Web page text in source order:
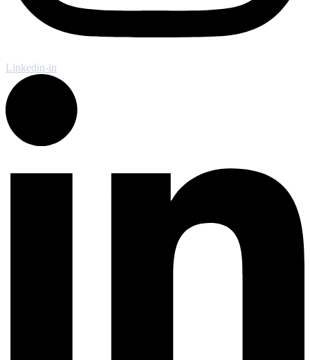
Linkedin-in